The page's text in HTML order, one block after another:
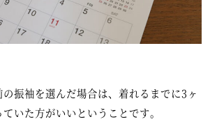
振袖を選んだ場合は、着れるまでに3ヶ
いた方がいいということです。